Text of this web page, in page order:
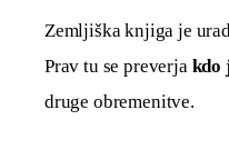
Zemljiška knjiga je
Prav tu se preverja kdo
druge obremenitve.